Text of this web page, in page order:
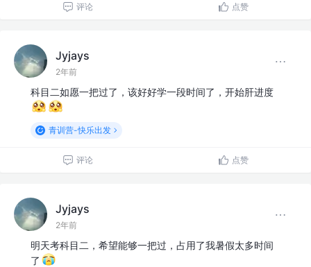
评论 点赞
Jyjays
2年前
科目二如愿一把过了，该好好学一段时间了，开始肝进度
青训营-快乐出发
评论 点赞
Jyjays
2年前
明天考科目二，希望能够一把过，占用了我暑假太多时间
了